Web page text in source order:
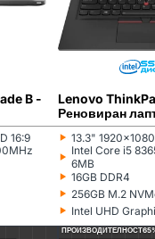
B -
16:9
Lenovo
Реновиран
‣
Монитор:
13.3"
‣
Процесор:
Intel Core i5
6MB
‣
Рам памет:
16GB DDR4
‣
Хард диск:
256GB M.2
‣
Видеокарта:
Intel UHD
ПРОИЗВОДИТЕЛНОСТ